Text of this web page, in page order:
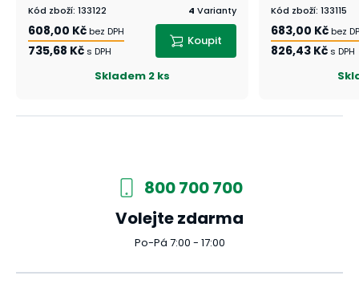
Kód zboží: 133122 4 Varianty
608,00 Kčbez DPH
735,68 Kč s DPH
Koupit
Skladem 2 ks
Kód zboží: 133115
683,00 Kčbez
826,43 Kč s DPH
800 700 700
Volejte zdarma
Po-Pá 7:00 - 17:00